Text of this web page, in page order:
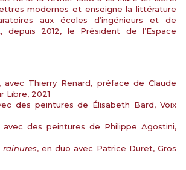
modernes et enseigne la littérature
aux écoles d’ingénieurs et de
depuis 2012, le Président de l’Espace
avec Thierry Renard, préface de Claude
Libre, 2021
des peintures de Élisabeth Bard, Voix
avec des peintures de Philippe Agostini,
rainures, en duo avec Patrice Duret, Gros